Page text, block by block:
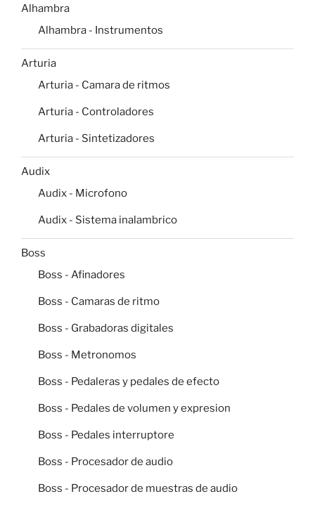
Alhambra
Alhambra - Instrumentos
Arturia
Arturia - Camara de ritmos
Arturia - Controladores
Arturia - Sintetizadores
Audix
Audix - Microfono
Audix - Sistema inalambrico
Boss
Boss - Afinadores
Boss - Camaras de ritmo
Boss - Grabadoras digitales
Boss - Metronomos
Boss - Pedaleras y pedales de efecto
Boss - Pedales de volumen y expresion
Boss - Pedales interruptore
Boss - Procesador de audio
Boss - Procesador de muestras de audio